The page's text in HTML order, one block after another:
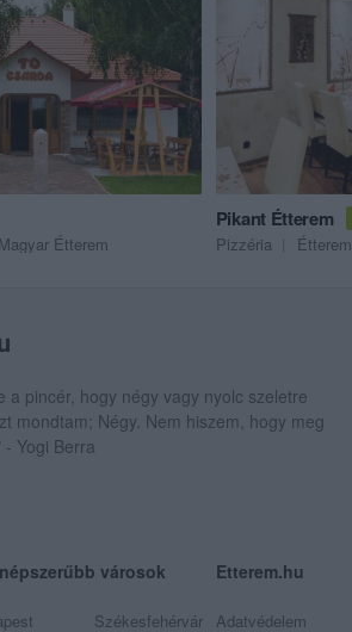
Magyar Étterem
Pikant Étterem
Pizzéria Étterem
a pincér, hogy négy vagy nyolc szeletre
mondtam; Négy. Nem hiszem, hogy meg
Yogi Berra
városok
Székesfehérvár
Etterem.hu
Adatvédelem